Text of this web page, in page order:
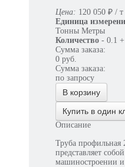
Цена: 120 050 ₽ / т
Единица
Тонны Метры
Количество - 0.1 +
Сумма заказа:
0 руб.
Сумма заказа:
по запросу
В корзину
Купить в один
Описание
Труба профильная
представляет
машиностроении